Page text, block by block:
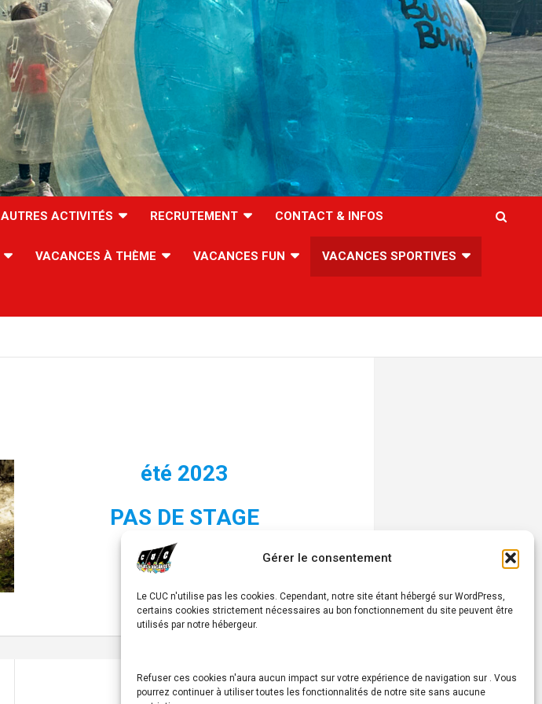
Gérer le consentement
Le CUC n'utilise pas les cookies. Cependant, notre site étant hébergé sur WordPress,
certains cookies strictement nécessaires au bon fonctionnement du site peuvent être
utilisés par notre hébergeur.
Refuser ces cookies n'aura aucun impact sur votre expérience de navigation sur . Vous
pourrez continuer à utiliser toutes les fonctionnalités de notre site sans aucune
AUTRES ACTIVITÉS RECRUTEMENT CONTACT & INFOS
VACANCES À THÈME VACANCES FUN VACANCES SPORTIVES
été 2023
PAS DE STAGE
Activité PRÉCISION